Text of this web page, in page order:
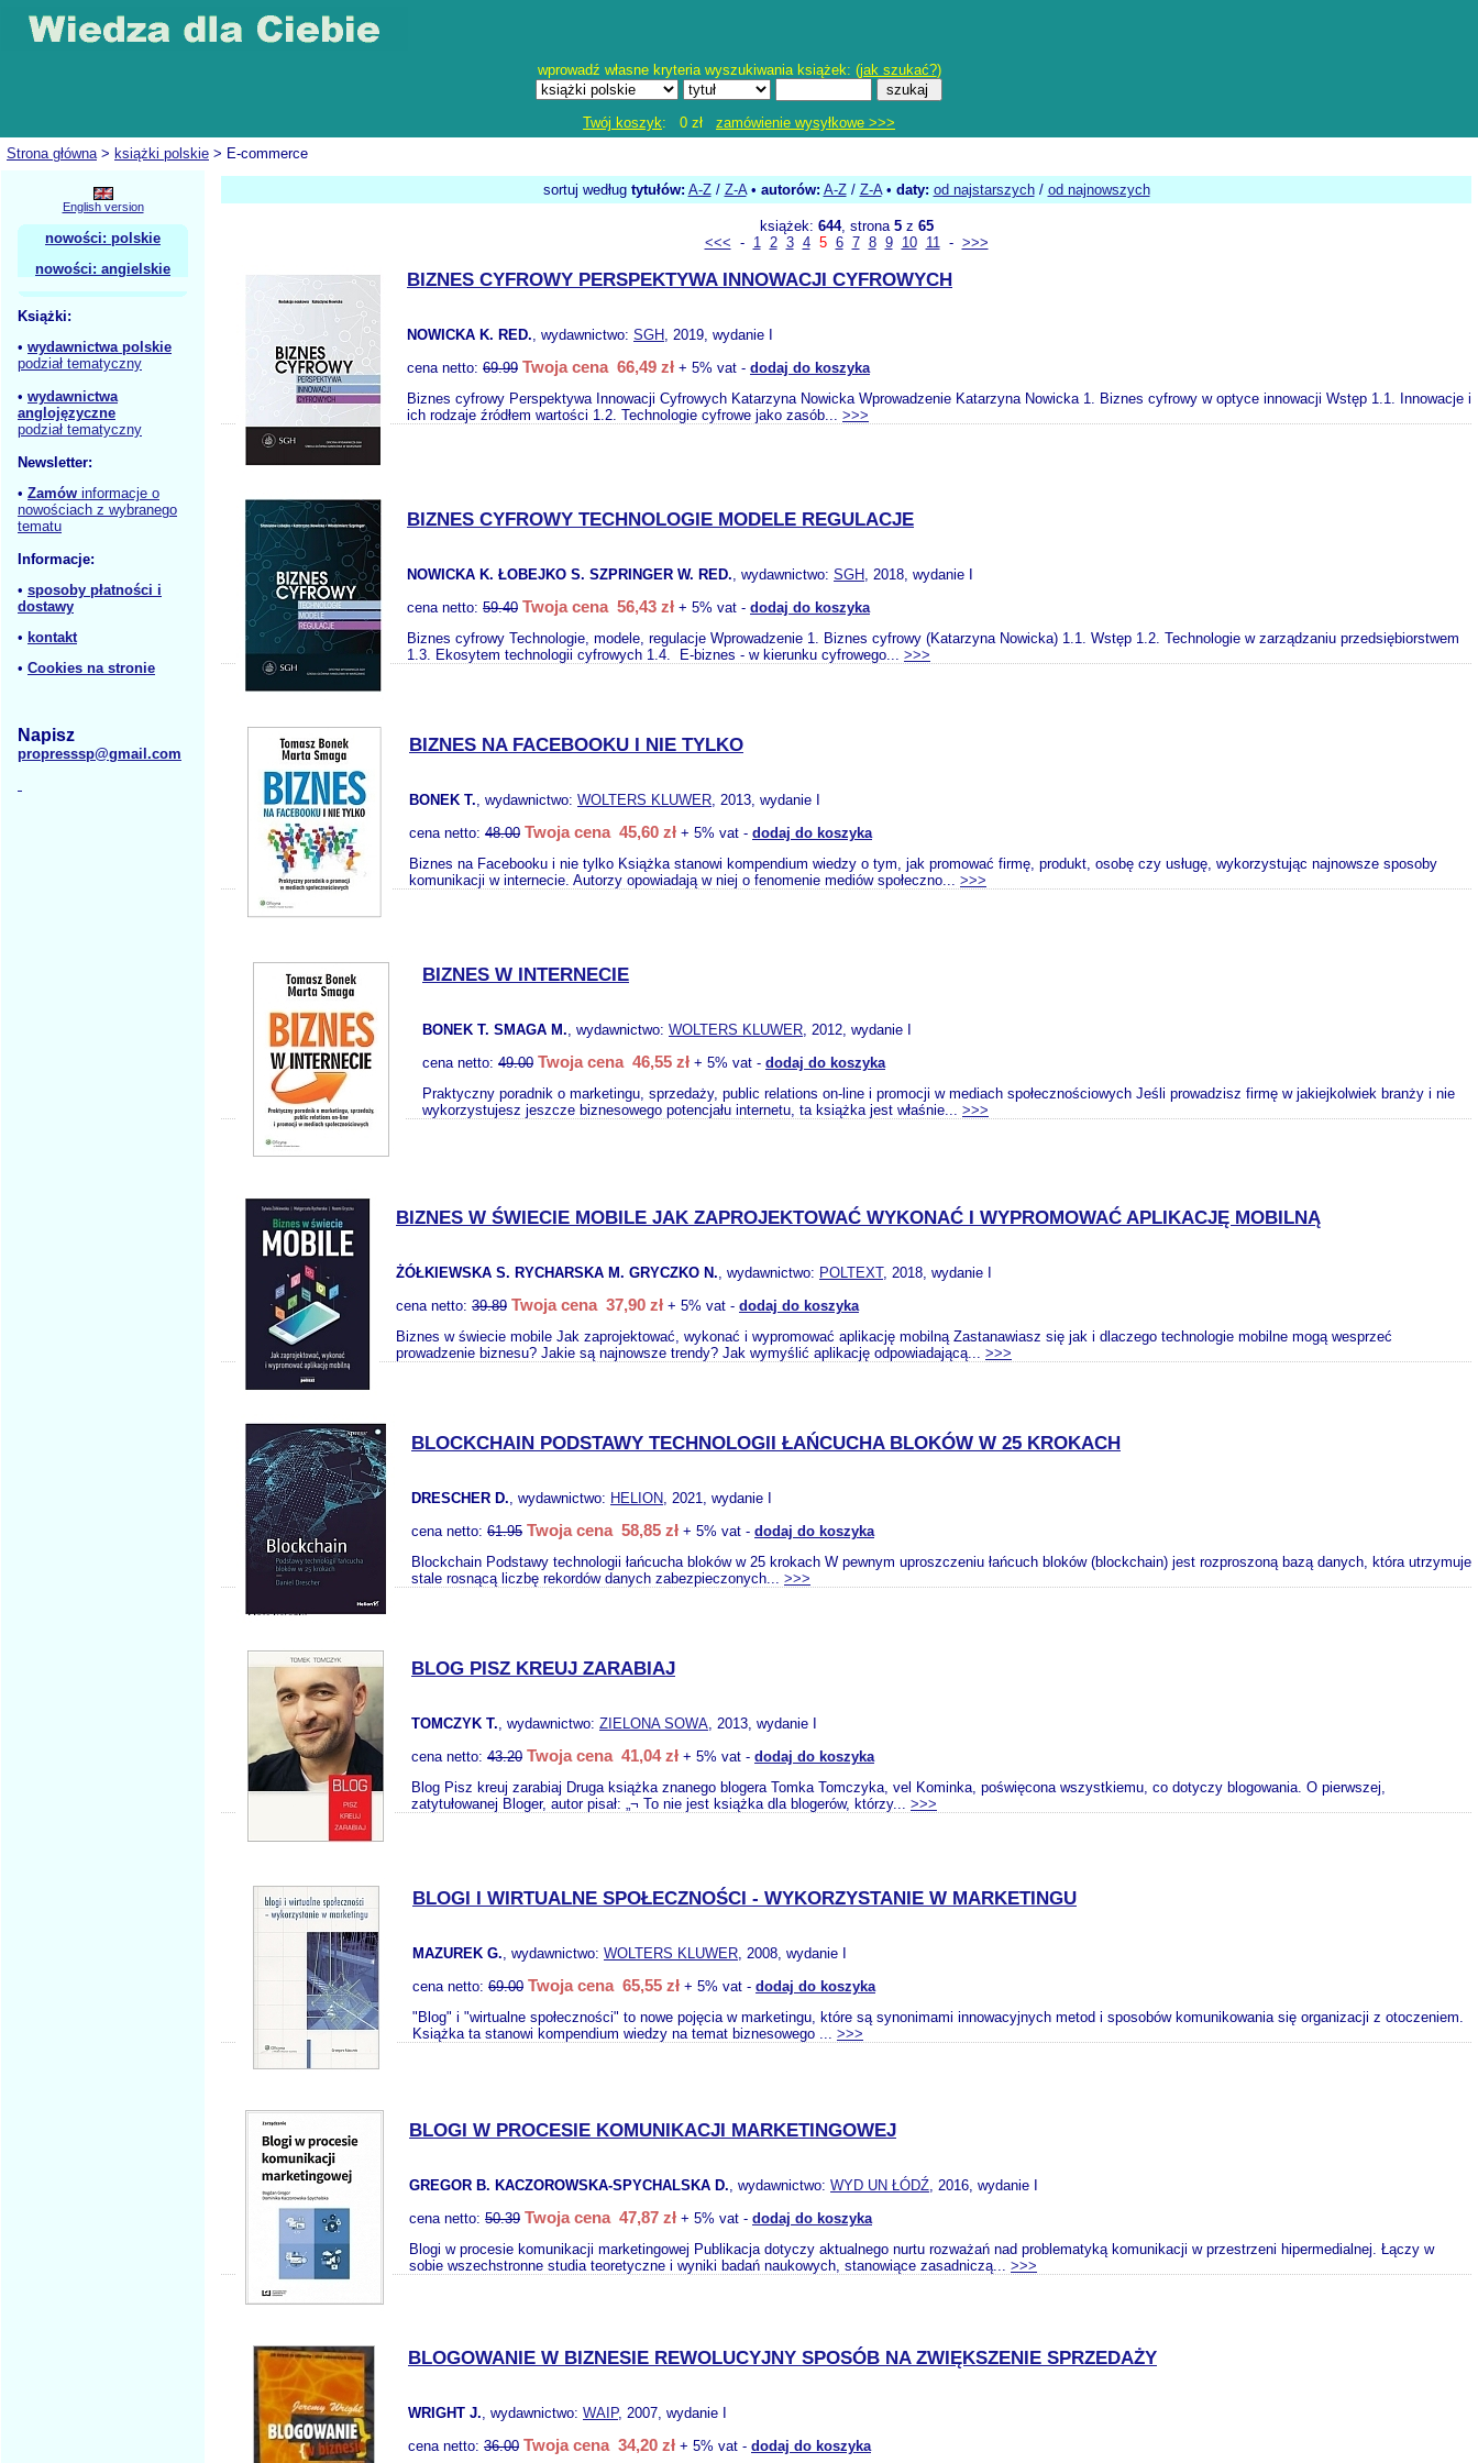
wprowadź własne kryteria wyszukiwania książek: (jak szukać?)
Twój koszyk: 0 zł zamówienie wysyłkowe >>>
Strona główna> książki polskie > E-commerce
English version
nowości: polskie
nowości: angielskie
Książki:
• wydawnictwa polskie
podział tematyczny
• wydawnictwa
anglojęzyczne
podział tematyczny
Newsletter:
• Zamów informacje o
nowościach z wybranego
tematu
Informacje:
• sposoby płatności i
dostawy
• kontakt
• Cookies na stronie
Napisz
propresssp@gmail.com
sortuj według tytułów: A-Z/ Z-A• autorów: A-Z/ Z-A• daty: od najstarszych/ od najnowszych
książek: 644, strona 5z 65
<<< - 1 2 3 4 5 6 7 8 9 10 11- >>>
BIZNES CYFROWY PERSPEKTYWA INNOWACJI CYFROWYCH
NOWICKA K. RED., wydawnictwo: SGH, 2019, wydanie I
cena netto: 69.99 Twoja cena 66,49 zł + 5% vat - dodaj do koszyka
Biznes cyfrowy Perspektywa Innowacji Cyfrowych Katarzyna Nowicka Wprowadzenie Katarzyna Nowicka 1. Biznes cyfrowy w optyce innowacji Wstęp 1.1. Innowacje i
ich rodzaje źródłem wartości 1.2. Technologie cyfrowe jako zasób... >>>
BIZNES CYFROWY TECHNOLOGIE MODELE REGULACJE
NOWICKA K. ŁOBEJKO S. SZPRINGER W. RED., wydawnictwo: SGH, 2018, wydanie I
cena netto: 59.40 Twoja cena 56,43 zł + 5% vat - dodaj do koszyka
Biznes cyfrowy Technologie, modele, regulacje Wprowadzenie 1. Biznes cyfrowy (Katarzyna Nowicka) 1.1. Wstęp 1.2. Technologie w zarządzaniu przedsiębiorstwem
1.3. Ekosytem technologii cyfrowych 1.4. E-biznes - w kierunku cyfrowego... >>>
BIZNES NA FACEBOOKU I NIE TYLKO
BONEK T., wydawnictwo: WOLTERS KLUWER, 2013, wydanie I
cena netto: 48.00 Twoja cena 45,60 zł + 5% vat - dodaj do koszyka
Biznes na Facebooku i nie tylko Książka stanowi kompendium wiedzy o tym, jak promować firmę, produkt, osobę czy usługę, wykorzystując najnowsze sposoby
komunikacji w internecie. Autorzy opowiadają w niej o fenomenie mediów społeczno... >>>
BIZNES W INTERNECIE
BONEK T. SMAGA M., wydawnictwo: WOLTERS KLUWER, 2012, wydanie I
cena netto: 49.00 Twoja cena 46,55 zł + 5% vat - dodaj do koszyka
Praktyczny poradnik o marketingu, sprzedaży, public relations on-line i promocji w mediach społecznościowych Jeśli prowadzisz firmę w jakiejkolwiek branży i nie
wykorzystujesz jeszcze biznesowego potencjału internetu, ta książka jest właśnie... >>>
BIZNES W ŚWIECIE MOBILE JAK ZAPROJEKTOWAĆ WYKONAĆ I WYPROMOWAĆ APLIKACJĘ MOBILNĄ
ŻÓŁKIEWSKA S. RYCHARSKA M. GRYCZKO N., wydawnictwo: POLTEXT, 2018, wydanie I
cena netto: 39.89 Twoja cena 37,90 zł + 5% vat - dodaj do koszyka
Biznes w świecie mobile Jak zaprojektować, wykonać i wypromować aplikację mobilną Zastanawiasz się jak i dlaczego technologie mobilne mogą wesprzeć
prowadzenie biznesu? Jakie są najnowsze trendy? Jak wymyślić aplikację odpowiadającą... >>>
BLOCKCHAIN PODSTAWY TECHNOLOGII ŁAŃCUCHA BLOKÓW W 25 KROKACH
DRESCHER D., wydawnictwo: HELION, 2021, wydanie I
cena netto: 61.95 Twoja cena 58,85 zł + 5% vat - dodaj do koszyka
Blockchain Podstawy technologii łańcucha bloków w 25 krokach W pewnym uproszczeniu łańcuch bloków (blockchain) jest rozproszoną bazą danych, która utrzymuje
stale rosnącą liczbę rekordów danych zabezpieczonych... >>>
BLOG PISZ KREUJ ZARABIAJ
TOMCZYK T., wydawnictwo: ZIELONA SOWA, 2013, wydanie I
cena netto: 43.20 Twoja cena 41,04 zł + 5% vat - dodaj do koszyka
Blog Pisz kreuj zarabiaj Druga książka znanego blogera Tomka Tomczyka, vel Kominka, poświęcona wszystkiemu, co dotyczy blogowania. O pierwszej,
zatytułowanej Bloger, autor pisał: „¬ To nie jest książka dla blogerów, którzy... >>>
BLOGI I WIRTUALNE SPOŁECZNOŚCI - WYKORZYSTANIE W MARKETINGU
MAZUREK G., wydawnictwo: WOLTERS KLUWER, 2008, wydanie I
cena netto: 69.00 Twoja cena 65,55 zł + 5% vat - dodaj do koszyka
"Blog" i "wirtualne społeczności" to nowe pojęcia w marketingu, które są synonimami innowacyjnych metod i sposobów komunikowania się organizacji z otoczeniem.
Książka ta stanowi kompendium wiedzy na temat biznesowego ... >>>
BLOGI W PROCESIE KOMUNIKACJI MARKETINGOWEJ
GREGOR B. KACZOROWSKA-SPYCHALSKA D., wydawnictwo: WYD UN ŁÓDŹ, 2016, wydanie I
cena netto: 50.39 Twoja cena 47,87 zł + 5% vat - dodaj do koszyka
Blogi w procesie komunikacji marketingowej Publikacja dotyczy aktualnego nurtu rozważań nad problematyką komunikacji w przestrzeni hipermedialnej. Łączy w
sobie wszechstronne studia teoretyczne i wyniki badań naukowych, stanowiące zasadniczą... >>>
BLOGOWANIE W BIZNESIE REWOLUCYJNY SPOSÓB NA ZWIĘKSZENIE SPRZEDAŻY
WRIGHT J., wydawnictwo: WAIP, 2007, wydanie I
cena netto: 36.00 Twoja cena 34,20 zł + 5% vat - dodaj do koszyka